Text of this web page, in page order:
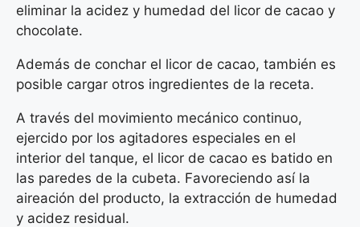
eliminar la acidez y humedad del licor de cacao y
chocolate.
Además de conchar el licor de cacao, también es
posible cargar otros ingredientes de la receta.
A través del movimiento mecánico continuo,
ejercido por los agitadores especiales en el
interior del tanque, el licor de cacao es batido en
las paredes de la cubeta. Favoreciendo así la
aireación del producto, la extracción de humedad
y acidez residual.